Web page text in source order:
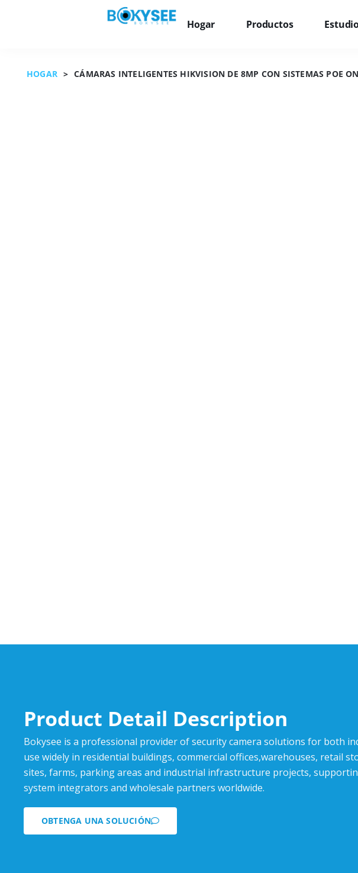
Hogar Productos
HOGAR > CÁMARAS INTELIGENTES HIKVISION DE 8MP CON SISTEMAS POE
Product Detail Description
Bokysee is a professional provider of security camera solutions for both
use widely in residential buildings, commercial offices,warehouses, retail
sites, farms, parking areas and industrial infrastructure projects,
system integrators and wholesale partners worldwide.
OBTENGA UNA SOLUCIÓN